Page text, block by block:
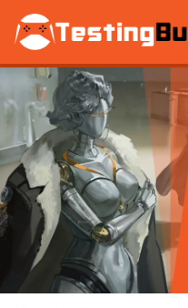
Zum Hauptinhalt springen